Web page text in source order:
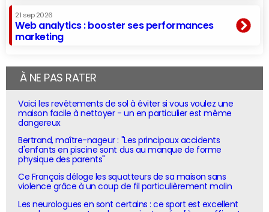
21 sep 2026
Web analytics : booster ses performances
marketing
À NE PAS RATER
Voici les revêtements de sol à éviter si vous voulez une
maison facile à nettoyer - un en particulier est même
dangereux
Bertrand, maître-nageur : "Les principaux accidents
d'enfants en piscine sont dus au manque de forme
physique des parents"
Ce Français déloge les squatteurs de sa maison sans
violence grâce à un coup de fil particulièrement malin
Les neurologues en sont certains : ce sport est excellent